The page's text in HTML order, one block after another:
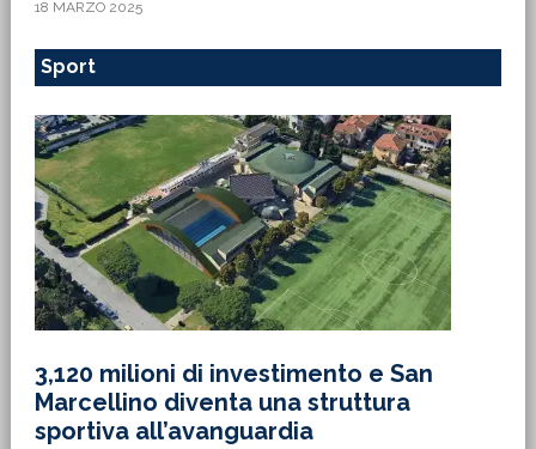
18 MARZO 2025
Sport
3,120 milioni di investimento e San
Marcellino diventa una struttura
sportiva all’avanguardia